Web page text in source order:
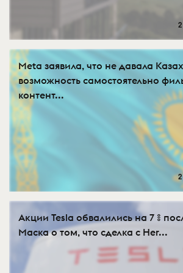
Meta заявила, что не давала
возможность самостоятельно
контент...
Акции Tesla обвалились на 7 %
Маска о том, что сделка с Her...